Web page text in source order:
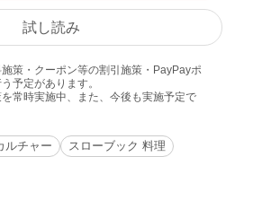
試し読み
策・クーポン等の割引施策・PayPayポ
予定があります。
常時実施中、また、今後も実施予定で
チャー スローブック 料理